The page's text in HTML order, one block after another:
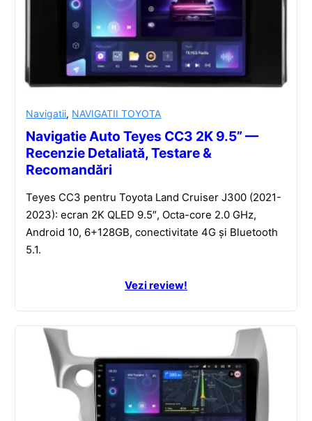
Navigatii, NAVIGATII TOYOTA
Navigatie Auto Teyes CC3 2K 9.5” —
Recenzie Detaliată, Testare &
Recomandări
Teyes CC3 pentru Toyota Land Cruiser J300 (2021-
2023): ecran 2K QLED 9.5″, Octa-core 2.0 GHz,
Android 10, 6+128GB, conectivitate 4G și Bluetooth
5.1.
Vezi review!